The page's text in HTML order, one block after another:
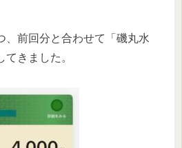
、前回分と合わせて「磯丸水
きました。